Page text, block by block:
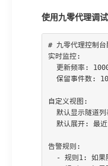
使用九零代理调
# 九零代理控制
实时监控:
更新频率:
保留事件数:
自定义视图:
默认显示隧道列
默认展开: 最
告警规则:
- 规则1: 如果